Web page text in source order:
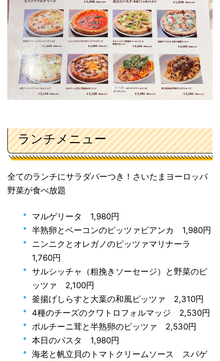
ランチメニュー
全てのランチにサラダバーつき！さいたまヨーロッパ
野菜が食べ放題
マルゲリータ 1,980円
半熟卵とベーコンのピッツァビアンカ 1,980円
ニンニクとオレガノのピッツァマリナーラ
1,760円
サルシッチャ（粗挽きソーセージ）と野菜のピ
ッツァ 2,100円
釜揚げしらすと大葉の和風ピッツァ 2,310円
4種のチーズのクワトロフォルマッジ 2,530円
ポルチーニ茸と半熟卵のピッツァ 2,530円
本日のパスタ 1,980円
海老と帆立貝のトマトクリームソース スパゲ